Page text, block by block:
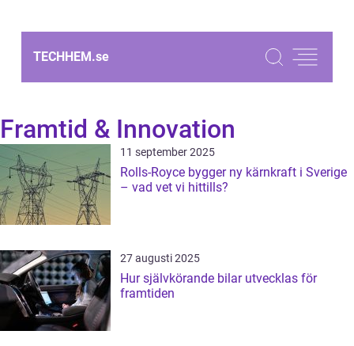
TECHHEM.se
Framtid & Innovation
11 september 2025
Rolls-Royce bygger ny kärnkraft i Sverige
– vad vet vi hittills?
27 augusti 2025
Hur självkörande bilar utvecklas för
framtiden